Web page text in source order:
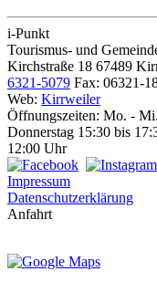
i-Punkt
Tourismus- und
Kirchstraße 18 67489
6321-5079 Fax: 06321-
Web: Kirrweiler
Öffnungszeiten: Mo. -
Donnerstag 15:30 bis
12:00 Uhr
Impressum
Datenschutzerklärung
Anfahrt